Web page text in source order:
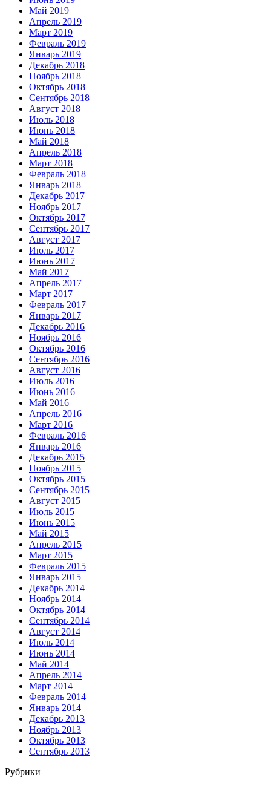
Май 2019
Апрель 2019
Март 2019
Февраль 2019
Январь 2019
Декабрь 2018
Ноябрь 2018
Октябрь 2018
Сентябрь 2018
Август 2018
Июль 2018
Июнь 2018
Май 2018
Апрель 2018
Март 2018
Февраль 2018
Январь 2018
Декабрь 2017
Ноябрь 2017
Октябрь 2017
Сентябрь 2017
Август 2017
Июль 2017
Июнь 2017
Май 2017
Апрель 2017
Март 2017
Февраль 2017
Январь 2017
Декабрь 2016
Ноябрь 2016
Октябрь 2016
Сентябрь 2016
Август 2016
Июль 2016
Июнь 2016
Май 2016
Апрель 2016
Март 2016
Февраль 2016
Январь 2016
Декабрь 2015
Ноябрь 2015
Октябрь 2015
Сентябрь 2015
Август 2015
Июль 2015
Июнь 2015
Май 2015
Апрель 2015
Март 2015
Февраль 2015
Январь 2015
Декабрь 2014
Ноябрь 2014
Октябрь 2014
Сентябрь 2014
Август 2014
Июль 2014
Июнь 2014
Май 2014
Апрель 2014
Март 2014
Февраль 2014
Январь 2014
Декабрь 2013
Ноябрь 2013
Октябрь 2013
Сентябрь 2013
Рубрики